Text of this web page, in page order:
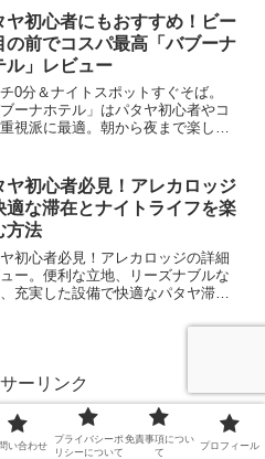
最終日のシャワー提供まで、旅の質
的に高める「神対応」の全貌を、宿
線で徹底レビューする。
ヤ初心者にもおすすめ！ビー
の前でコスパ最高「バブーナ
ル」レビュー
0分＆ナイトスポットすぐそば。
ブーナホテル」はパタヤ初心者やコ
視派に最適。朝から夜まで楽しめ
ヤ初心者必見！アレカロッジ
適な滞在とナイトライフを楽
方法
初心者必見！アレカロッジの詳細
ー。便利な立地、リーズナブルな
充実した設備で快適なパタヤ滞在
ーリンク
い合わせ
プライバシーポ
リシーについて
免責事項につい
て
プロフィール